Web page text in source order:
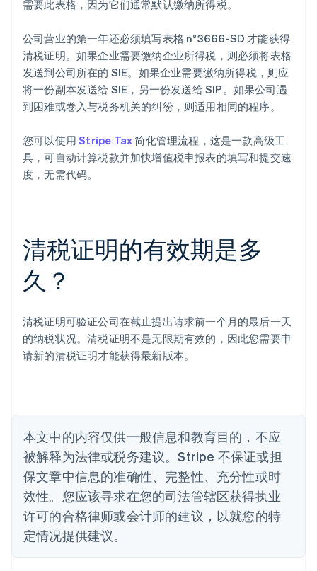
需要此表格，因为它们通常默认缴纳所得税。
公司营业的第一年还必须填写表格 n°3666-SD 才能获得
清税证明。如果企业需要缴纳企业所得税，则必须将表格
发送到公司所在的 SIE。如果企业需要缴纳所得税，则应
将一份副本发送给 SIE，另一份发送给 SIP。如果公司遇
到困难或卷入与税务机关的纠纷，则适用相同的程序。
您可以使用Stripe Tax简化管理流程，这是一款高级工
具，可自动计算税款并加快增值税申报表的填写和提交速
度，无需代码。
清税证明的有效期是多
久？
清税证明可验证公司在截止提出请求前一个月的最后一天
的纳税状况。清税证明不是无限期有效的，因此您需要申
请新的清税证明才能获得最新版本。
本文中的内容仅供一般信息和教育目的，不应
被解释为法律或税务建议。Stripe 不保证或担
保文章中信息的准确性、完整性、充分性或时
效性。您应该寻求在您的司法管辖区获得执业
许可的合格律师或会计师的建议，以就您的特
定情况提供建议。
爱尔兰
English
爱沙尼亚
English
澳大利亚
English
巴西
比利时
波兰
English
丹麦
English
德国
Deutsch English
法国
FrançaisEnglish
芬兰